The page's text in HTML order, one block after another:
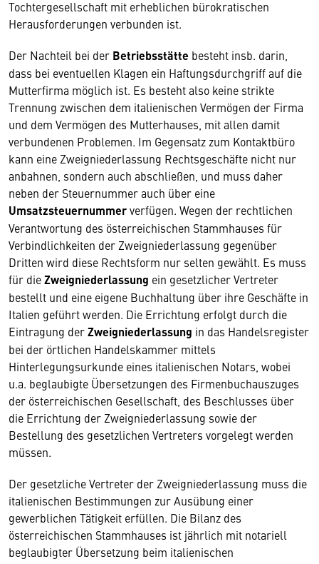
Tochtergesellschaft mit erheblichen bürokratischen
Herausforderungen verbunden ist.
Der Nachteil bei der Betriebsstätte besteht insb. darin,
dass bei eventuellen Klagen ein Haftungsdurchgriff auf die
Mutterfirma möglich ist. Es besteht also keine strikte
Trennung zwischen dem italienischen Vermögen der Firma
und dem Vermögen des Mutterhauses, mit allen damit
verbundenen Problemen. Im Gegensatz zum Kontaktbüro
kann eine Zweigniederlassung Rechtsgeschäfte nicht nur
anbahnen, sondern auch abschließen, und muss daher
neben der Steuernummer auch über eine
Umsatzsteuernummerverfügen. Wegen der rechtlichen
Verantwortung des österreichischen Stammhauses für
Verbindlichkeiten der Zweigniederlassung gegenüber
Dritten wird diese Rechtsform nur selten gewählt. Es muss
für dieZweigniederlassung ein gesetzlicher Vertreter
bestellt und eine eigene Buchhaltung über ihre Geschäfte in
Italien geführt werden. Die Errichtung erfolgt durch die
Eintragung derZweigniederlassung in das Handelsregister
bei der örtlichen Handelskammer mittels
Hinterlegungsurkunde eines italienischen Notars, wobei
u.a. beglaubigte Übersetzungen des Firmenbuchauszuges
der österreichischen Gesellschaft, des Beschlusses über
die Errichtung der Zweigniederlassung sowie der
Bestellung des gesetzlichen Vertreters vorgelegt werden
müssen.
Der gesetzliche Vertreter der Zweigniederlassung muss die
italienischen Bestimmungen zur Ausübung einer
gewerblichen Tätigkeit erfüllen. Die Bilanz des
österreichischen Stammhauses ist jährlich mit notariell
beglaubigter Übersetzung beim italienischen